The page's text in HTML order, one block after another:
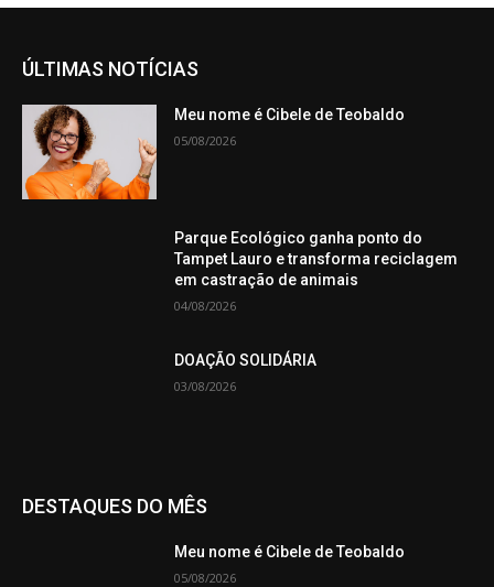
ÚLTIMAS NOTÍCIAS
Meu nome é Cibele de Teobaldo
05/08/2026
Parque Ecológico ganha ponto do
Tampet Lauro e transforma reciclagem
em castração de animais
04/08/2026
DOAÇÃO SOLIDÁRIA
03/08/2026
DESTAQUES DO MÊS
Meu nome é Cibele de Teobaldo
05/08/2026